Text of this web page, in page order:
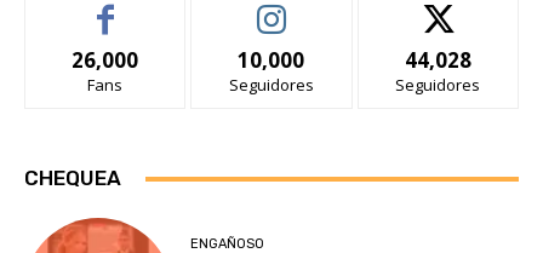
26,000
Fans
10,000
Seguidores
44,028
Seguidores
CHEQUEA
ENGAÑOSO